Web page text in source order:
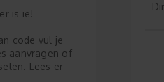
is ie!
code vul je
aanvragen of
Lees er